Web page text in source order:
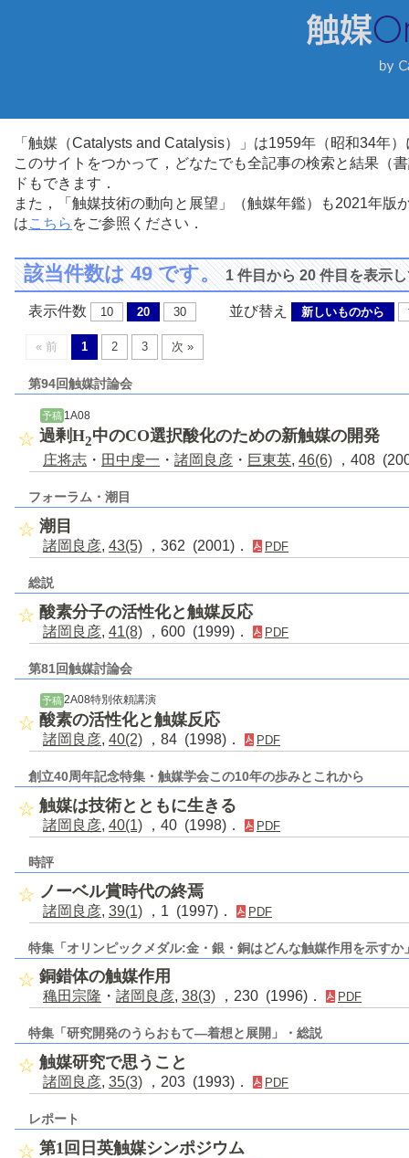
「触媒（Catalysts and Catalysis）」は1959年（昭和34年
このサイトをつかって，どなたでも全記事の検索と結果（
ドもできます．
また，「触媒技術の動向と展望」（触媒年鑑）も2021年
はこちら をご参照ください．
該当件数は 49 です。1 件目から 20 件目を表示
表示件数 10 20 30 並び替え 新しいものから
« 前 1 2 3 次 »
第94回触媒討論会
予稿 1A08
過剰H2中のCO選択酸化のための新触媒の開発
庄将志 ・ 田中虔一 ・ 諸岡良彦 ・ 巨東英, 46(6) ，408
フォーラム・潮目
潮目
諸岡良彦, 43(5) ，362 (2001)． PDF
総説
酸素分子の活性化と触媒反応
諸岡良彦, 41(8) ，600 (1999)． PDF
第81回触媒討論会
予稿 2A08特別依頼講演
酸素の活性化と触媒反応
諸岡良彦, 40(2) ，84 (1998)． PDF
創立40周年記念特集・触媒学会この10年の歩みとこれから
触媒は技術とともに生きる
諸岡良彦, 40(1) ，40 (1998)． PDF
時評
ノーベル賞時代の終焉
諸岡良彦, 39(1) ，1 (1997)． PDF
特集「オリンピックメダル:金・銀・銅はどんな触媒作用を示すか
銅錯体の触媒作用
穐田宗隆 ・ 諸岡良彦, 38(3) ，230 (1996)． PDF
特集「研究開発のうらおもて―着想と展開」・総説
触媒研究で思うこと
諸岡良彦, 35(3) ，203 (1993)． PDF
レポート
第1回日英触媒シンポジウム